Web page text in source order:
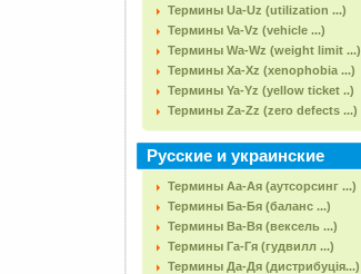
Термины Ua-Uz (utilization ...)
Термины Va-Vz (vehicle ...)
Термины Wa-Wz (weight limit ...)
Термины Xa-Xz (xenophobia ...)
Термины Ya-Yz (yellow ticket ..)
Термины Za-Zz (zero defects ...)
Русские и украинские
Термины Аа-Ая (аутсорсинг ...)
Термины Ба-Бя (баланс ...)
Термины Ва-Вя (вексель ...)
Термины Га-Гя (гудвилл ...)
Термины Да-Дя (дистрибуція...)